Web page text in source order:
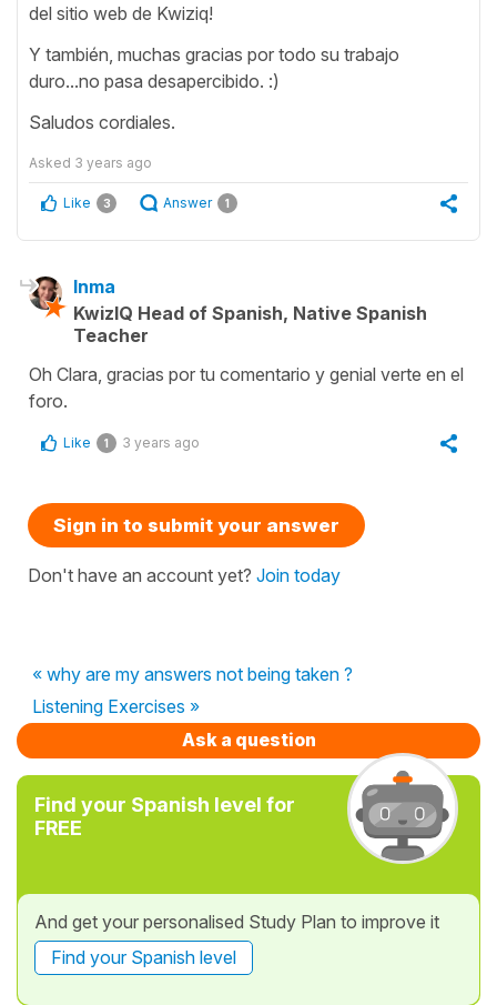
del sitio web de Kwiziq!
Y también, muchas gracias por todo su trabajo
duro...no pasa desapercibido. :)
Saludos cordiales.
Asked 3 years ago
Like 3 Answer 1
Inma
KwizIQ Head of Spanish, Native Spanish
Teacher
Oh Clara, gracias por tu comentario y genial verte en el
foro.
Like 1 3 years ago
Sign in to submit your answer
Don't have an account yet? Join today
« why are my answers not being taken ?
Listening Exercises »
Ask a question
Find your Spanish level for
FREE
And get your personalised Study Plan to improve it
Find your Spanish level